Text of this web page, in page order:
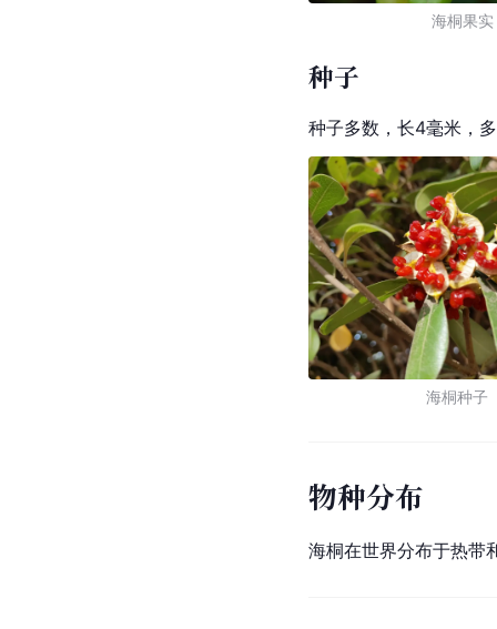
海桐果实
种子
种子多数，长4毫米，
海桐种子
物种分布
海桐在世界分布于热带